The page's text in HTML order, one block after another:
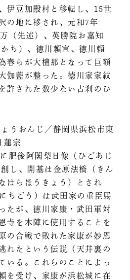
伊豆加殿村と移転し、15世
の地に移され、元和7年
（先述）、英勝院お嘉知
ち）、徳川頼宣、徳川頼
春らが大檀那となって巨額
伽藍が整った。徳川家家紋
許された数少ない古刹のひ
ょうおんじ／静岡県浜松市東
蓮宗
肥後阿闍梨日像（ひごあじ
し、開基は金原法橋（きん
はらほうきょう）とされ
ちごう）は武田家の重臣馬
たが、徳川家康・武田軍対
寺を本陣に使用することを
の合戦で敗れた家康が妙恩
れたという伝説（天井裏の
いる。これらのことによっ
を受け、家康が浜松城に在